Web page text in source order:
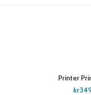
SELECT
Printer
kr